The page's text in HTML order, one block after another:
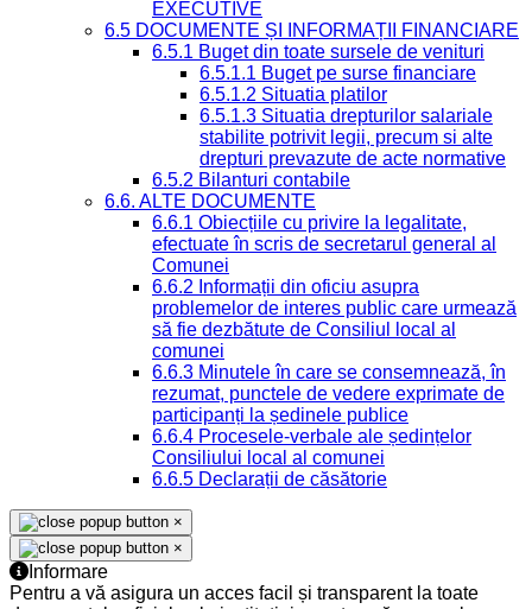
EXECUTIVE
6.5 DOCUMENTE ȘI INFORMAȚII FINANCIARE
6.5.1 Buget din toate sursele de venituri
6.5.1.1 Buget pe surse financiare
6.5.1.2 Situatia platilor
6.5.1.3 Situatia drepturilor salariale
stabilite potrivit legii, precum si alte
drepturi prevazute de acte normative
6.5.2 Bilanturi contabile
6.6. ALTE DOCUMENTE
6.6.1 Obiecțiile cu privire la legalitate,
efectuate în scris de secretarul general al
Comunei
6.6.2 Informații din oficiu asupra
problemelor de interes public care urmează
să fie dezbătute de Consiliul local al
comunei
6.6.3 Minutele în care se consemnează, în
rezumat, punctele de vedere exprimate de
participanți la ședinele publice
6.6.4 Procesele-verbale ale ședințelor
Consiliului local al comunei
6.6.5 Declarații de căsătorie
×
×
Informare
Pentru a vă asigura un acces facil și transparent la toate